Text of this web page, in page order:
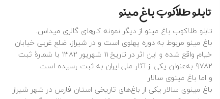
تابلو طلاکوب باغ مینو
تابلو طلاکوب باغ مینو از دیگر نمونه کارهای گالری میداس.
باغ مینو مربوط به دوره پهلوی است و در شیراز، ضلع غربی خیابان
خیام واقع شده و این اثر در تاریخ ۱۱ شهریور ۱۳۸۲ با شمارهٔ ثبت
۹۷۸۲ به‌عنوان یکی از آثار ملی ایران به ثبت رسیده است
و اما باغ مینوی سالار
باغ مینوی سالار یکی از باغ‌های تاریخی استان فارس در شهر شیراز